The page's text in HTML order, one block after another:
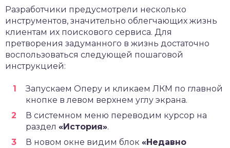
Разработчики предусмотрели несколько
инструментов, значительно облегчающих жизнь
клиентам их поискового сервиса. Для
претворения задуманного в жизнь достаточно
воспользоваться следующей пошаговой
инструкцией:
Запускаем Оперу и кликаем ЛКМ по главной
кнопке в левом верхнем углу экрана.
В системном меню переводим курсор на
раздел «История».
В новом окне видим блок «Недавно